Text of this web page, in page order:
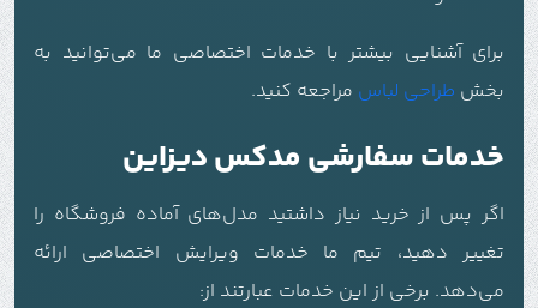
برای آشنایی بیشتر با خدمات اختصاصی ما می‌توانید به
بخش طراحی لباس مراجعه کنید.
خدمات سفارشی مدکس دیزاین
اگر پس از خرید نیاز داشتید مدل‌های آماده فروشگاه را
تغییر دهید، تیم ما خدمات ویرایش اختصاصی ارائه
می‌دهد. برخی از این خدمات عبارتند از: